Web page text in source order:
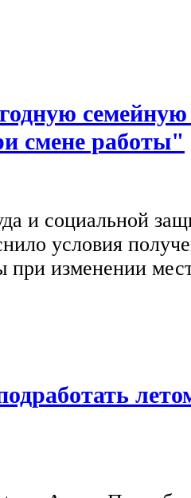
смене работы"
и социальной
условия
при изменении